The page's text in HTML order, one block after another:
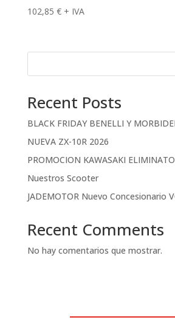
102,85 € + IVA
Recent Posts
BLACK FRIDAY BENELLI Y
NUEVA ZX-10R 2026
PROMOCION KAWASAKI
Nuestros Scooter
JADEMOTOR Nuevo Concesionario
Recent Comments
No hay comentarios que mostrar.